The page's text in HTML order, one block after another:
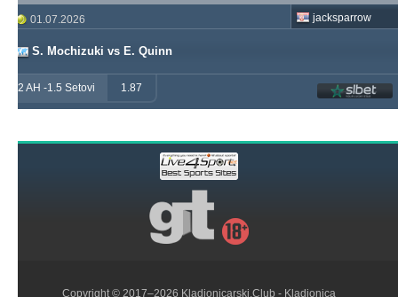
01.07.2026
S. Mochizuki vs E. Quinn
jacksparrow
2 AH -1.5 Setovi 1.87
Copyright © 2017–2026 Kladionicarski.Club - Kladionica